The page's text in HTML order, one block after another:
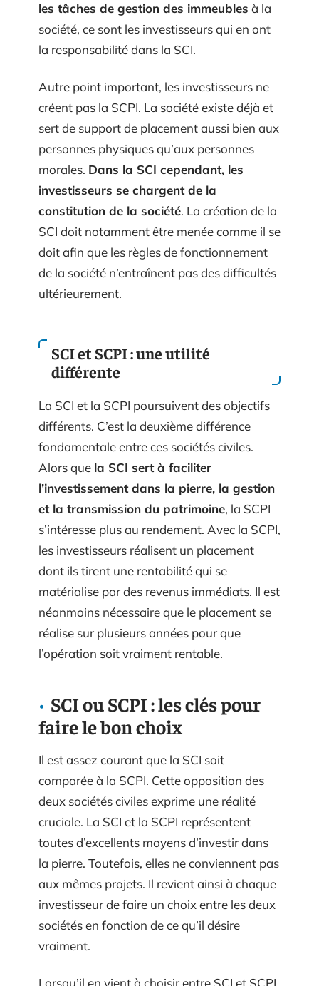
les tâches de gestion des immeubles à la
société, ce sont les investisseurs qui en ont
la responsabilité dans la SCI.
Autre point important, les investisseurs ne
créent pas la SCPI. La société existe déjà et
sert de support de placement aussi bien aux
personnes physiques qu’aux personnes
morales. Dans la SCI cependant, les
investisseurs se chargent de la
constitution de la société. La création de la
SCI doit notamment être menée comme il se
doit afin que les règles de fonctionnement
de la société n’entraînent pas des difficultés
ultérieurement.
SCI et SCPI : une utilité
différente
La SCI et la SCPI poursuivent des objectifs
différents. C’est la deuxième différence
fondamentale entre ces sociétés civiles.
Alors que la SCI sert à faciliter
l’investissement dans la pierre, la gestion
et la transmission du patrimoine, la SCPI
s’intéresse plus au rendement. Avec la SCPI,
les investisseurs réalisent un placement
dont ils tirent une rentabilité qui se
matérialise par des revenus immédiats. Il est
néanmoins nécessaire que le placement se
réalise sur plusieurs années pour que
l’opération soit vraiment rentable.
SCI ou SCPI : les clés pour
faire le bon choix
Il est assez courant que la SCI soit
comparée à la SCPI. Cette opposition des
deux sociétés civiles exprime une réalité
cruciale. La SCI et la SCPI représentent
toutes d’excellents moyens d’investir dans
la pierre. Toutefois, elles ne conviennent pas
aux mêmes projets. Il revient ainsi à chaque
investisseur de faire un choix entre les deux
sociétés en fonction de ce qu’il désire
vraiment.
Lorsqu’il en vient à choisir entre SCI et SCPI,